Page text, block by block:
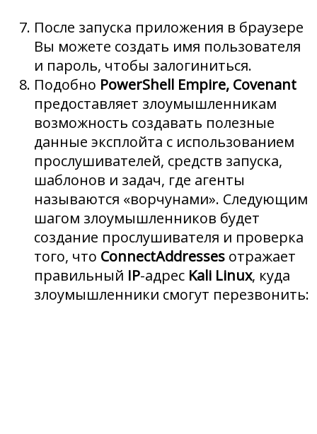
После запуска приложения в браузере
Вы можете создать имя пользователя
и пароль, чтобы залогиниться.
Подобно PowerShell Empire, Covenant
предоставляет злоумышленникам
возможность создавать полезные
данные эксплойта с использованием
прослушивателей, средств запуска,
шаблонов и задач, где агенты
называются «ворчунами». Следующим
шагом злоумышленников будет
создание прослушивателя и проверка
того, что ConnectAddresses отражает
правильный IP-адрес Kali Linux, куда
злоумышленники смогут перезвонить: